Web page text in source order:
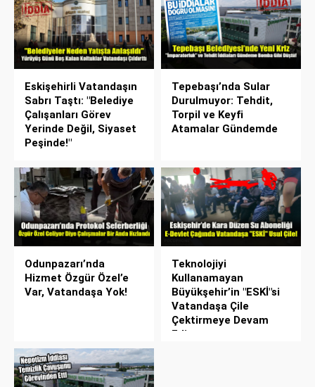
Eskişehirli Vatandaşın
Sabrı Taştı: "Belediye
Çalışanları Görev
Yerinde Değil, Siyaset
Peşinde!"
Tepebaşı’nda Sular
Durulmuyor: Tehdit,
Torpil ve Keyfi
Atamalar Gündemde
Odunpazarı’nda
Hizmet Özgür Özel’e
Var, Vatandaşa Yok!
Teknolojiyi
Kullanamayan
Büyükşehir’in "ESKİ"si
Vatandaşa Çile
Çektirmeye Devam
Ediyor